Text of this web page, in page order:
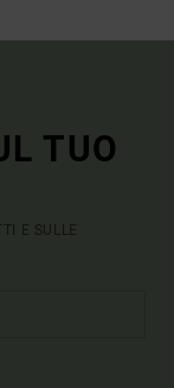
TUO
E SULLE